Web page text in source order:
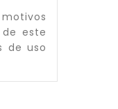
este
de uso